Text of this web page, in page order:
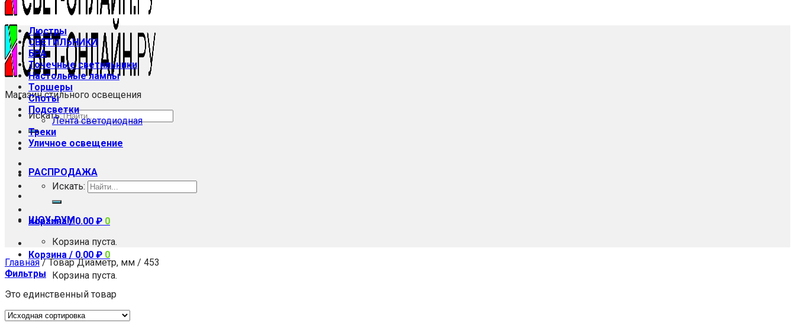
Магазин стильного освещения
Искать:
РАСПРОДАЖА
ШОУ-РУМ
Корзина / 0.00 ₽ 0
Корзина пуста.
Люстры
СВЕТИЛЬНИКИ
БРА
Точечные светильники
Настольные лампы
Торшеры
Споты
Подсветки
Лента светодиодная
Треки
Уличное освещение
Искать:
Корзина /0.00 ₽ 0
Корзина пуста.
Главная /Товар Диаметр, мм / 453
Фильтры
Это единственный товар